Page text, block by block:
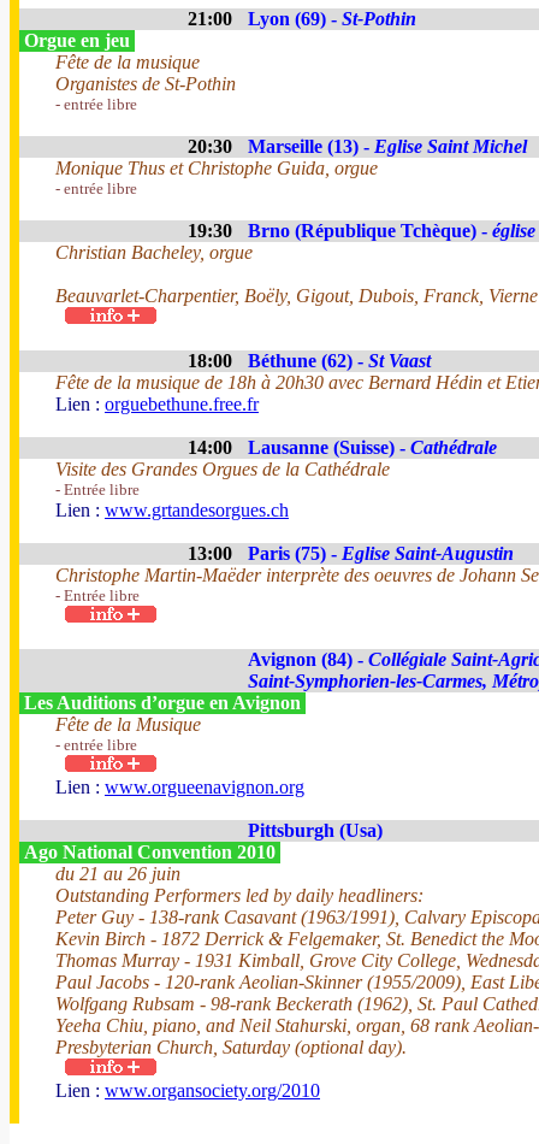
21:00 Lyon (69) - St-Pothin
Orgue en jeu
Fête de la musique
Organistes de St-Pothin
- entrée libre
20:30 Marseille (13) - Eglise Saint Michel
Monique Thus et Christophe Guida, orgue
- entrée libre
19:30 Brno (République Tchèque) -
Christian Bacheley, orgue
Beauvarlet-Charpentier, Boëly, Gigout, Dubois, Franck, Vierne
18:00 Béthune (62) - St Vaast
Fête de la musique de 18h à 20h30 avec Bernard Hédin et
Lien : orguebethune.free.fr
14:00 Lausanne (Suisse) - Cathédrale
Visite des Grandes Orgues de la Cathédrale
- Entrée libre
Lien : www.grtandesorgues.ch
13:00 Paris (75) - Eglise Saint-Augustin
Christophe Martin-Maëder interprète des oeuvres de Johann
- Entrée libre
Avignon (84) - Collégiale Saint-
Saint-Symphorien-les-Carmes,
Les Auditions d’orgue en Avignon
Fête de la Musique
- entrée libre
Lien : www.orgueenavignon.org
Pittsburgh (Usa)
Ago National Convention 2010
du 21 au 26 juin
Outstanding Performers led by daily headliners:
Peter Guy - 138-rank Casavant (1963/1991), Calvary
Kevin Birch - 1872 Derrick & Felgemaker, St. Benedict the
Thomas Murray - 1931 Kimball, Grove City College,
Paul Jacobs - 120-rank Aeolian-Skinner (1955/2009), East
Wolfgang Rubsam - 98-rank Beckerath (1962), St. Paul
Yeeha Chiu, piano, and Neil Stahurski, organ, 68 rank
Presbyterian Church, Saturday (optional day).
Lien : www.organsociety.org/2010